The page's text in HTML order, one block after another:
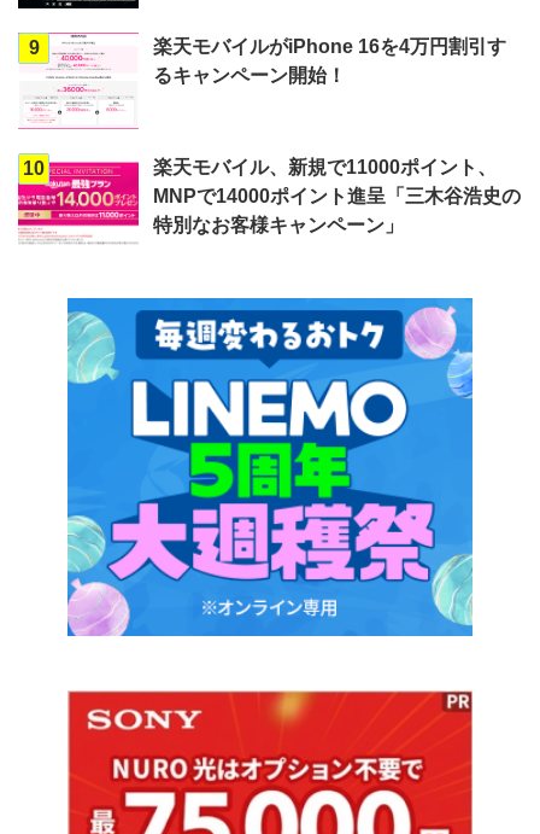
9
楽天モバイルがiPhone 16を4万円割引す
るキャンペーン開始！
10
楽天モバイル、新規で11000ポイント、
MNPで14000ポイント進呈「三木谷浩史の
特別なお客様キャンペーン」